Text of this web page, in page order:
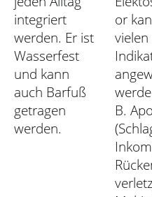
integriert
werden. Er ist
Wasserfest
und kann
auch Barfuß
getragen
werden.
or
vielen
B.